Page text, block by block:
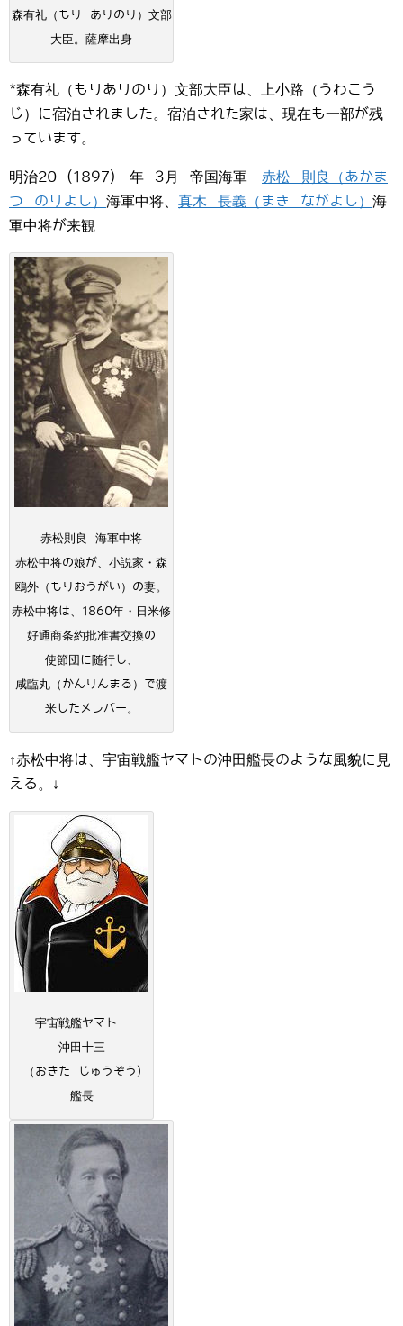
森有礼（もり ありのり）文部
大臣。薩摩出身
*森有礼（もりありのり）文部大臣は、上小路（うわこう
じ）に宿泊されました。宿泊された家は、現在も一部が残
っています。
明治20 (1897) 年 3月 帝国海軍 赤松 則良（あかま
つ のりよし） 海軍中将、 真木 長義（まき ながよし） 海
軍中将が来観
赤松則良 海軍中将
赤松中将の娘が、小説家・森
鴎外（もりおうがい）の妻。
赤松中将は、1860年・日米修
好通商条約批准書交換の
使節団に随行し、
咸臨丸（かんりんまる）で渡
米したメンバー。
↑赤松中将は、宇宙戦艦ヤマトの沖田艦長のような風貌に見
える。↓
宇宙戦艦ヤマト
沖田十三
（おきた じゅうぞう)
艦長